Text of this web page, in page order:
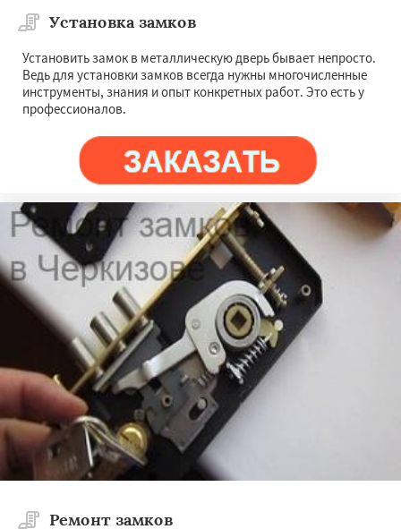
Установка замков
Установить замок в металлическую дверь бывает непросто.
Ведь для установки замков всегда нужны многочисленные
инструменты, знания и опыт конкретных работ. Это есть у
профессионалов.
Ремонт замков